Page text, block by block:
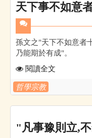
天下事不如意
孫文之"天下不如意者
乃能期於有成"。
閱讀全文
哲學宗教
"凡事豫則立,